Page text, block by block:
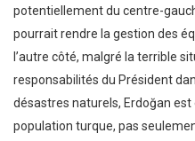
potentiellement du centre-
pourrait rendre la gestion des
l’autre côté, malgré la terrible
responsabilités du Président
désastres naturels, Erdoğan
population turque, pas